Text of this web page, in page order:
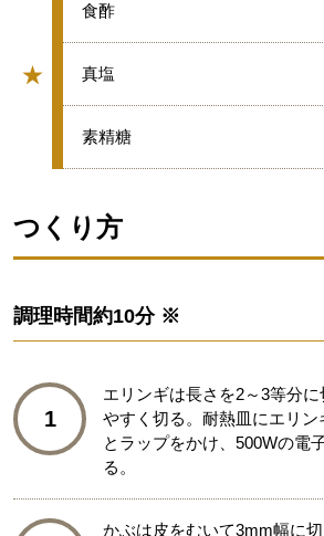
★
グループ
★
食酢
★
真塩
★
素精糖
つくり方
調理時間約10分 ※
1
エリンギは長さを2～3等分
やすく切る。耐熱皿にエリン
とラップをかけ、500Wの電
る。
かぶは皮をむいて3mm幅に